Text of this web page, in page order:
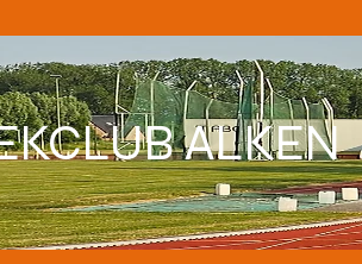
ALKEN